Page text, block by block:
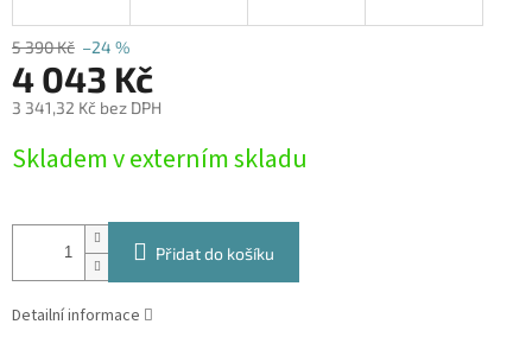
5 390 Kč –24 %
4 043 Kč
3 341,32 Kč bez DPH
cena:
Skladem v externím skladu
Přidat do košíku
Detailní informace